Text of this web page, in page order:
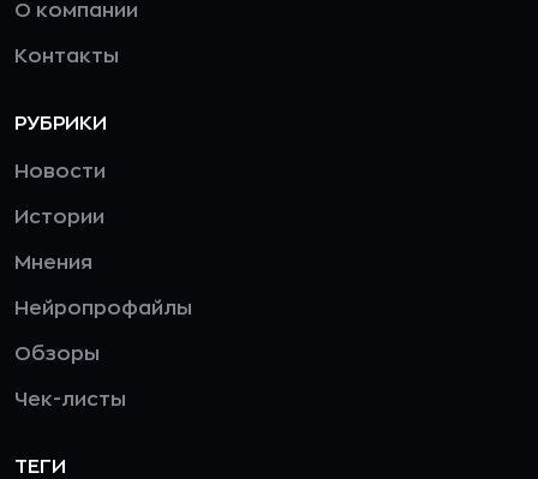
О компании
Контакты
РУБРИКИ
Новости
Истории
Мнения
Нейропрофайлы
Обзоры
Чек-листы
ТЕГИ